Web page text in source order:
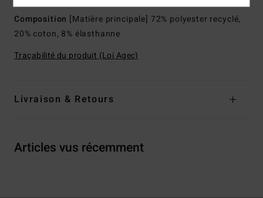
Composition [Matière principale] 72% polyester recyclé,
20% coton, 8% élasthanne
Traçabilité du produit (Loi Agec)
Livraison & Retours
Articles vus récemment